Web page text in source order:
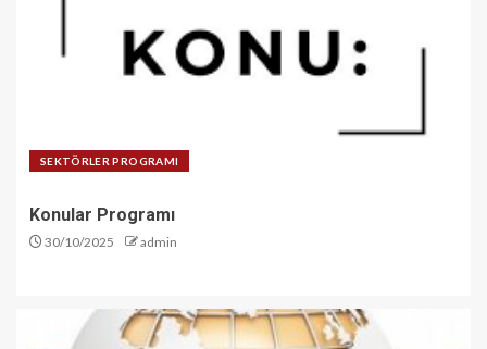
SEKTÖRLER PROGRAMI
Konular Programı
30/10/2025 admin